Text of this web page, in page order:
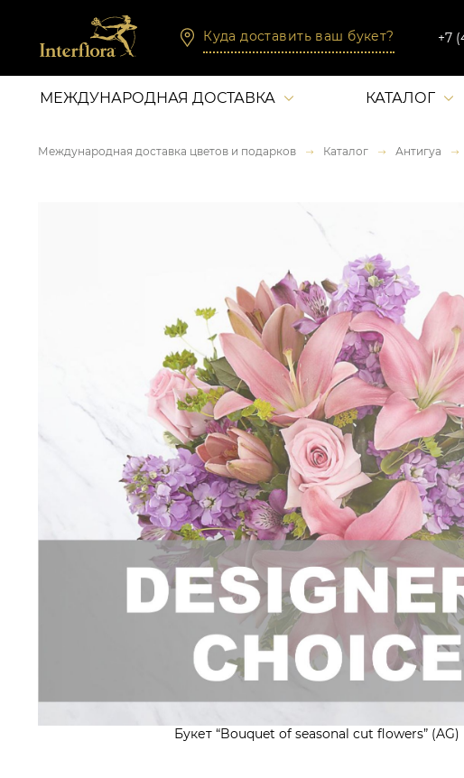
Куда доставить ваш букет? +7
МЕЖДУНАРОДНАЯ ДОСТАВКА КАТАЛОГ
Международная доставка цветов и подарков Каталог Антигуа
Букет “Bouquet of seasonal cut flowers” (AG)